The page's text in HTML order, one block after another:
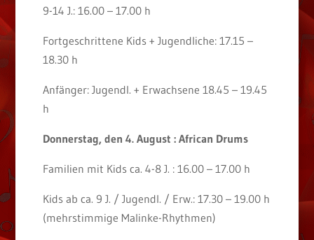
9-14 J.: 16.00 – 17.00 h
Fortgeschrittene Kids + Jugendliche: 17.15 –
18.30 h
Anfänger: Jugendl. + Erwachsene 18.45 – 19.45
h
Donnerstag, den 4. August : African Drums
Familien mit Kids ca. 4-8 J. : 16.00 – 17.00 h
Kids ab ca. 9 J. / Jugendl. / Erw.: 17.30 – 19.00 h
(mehrstimmige Malinke-Rhythmen)